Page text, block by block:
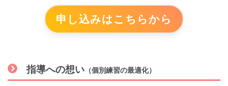
申し込みはこちらから
指導への想い （個別練習の最適化）